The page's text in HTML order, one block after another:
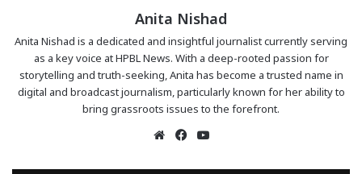
Anita Nishad
Anita Nishad is a dedicated and insightful journalist currently serving
as a key voice at HPBL News. With a deep-rooted passion for
storytelling and truth-seeking, Anita has become a trusted name in
digital and broadcast journalism, particularly known for her ability to
bring grassroots issues to the forefront.
WebsiteFacebook